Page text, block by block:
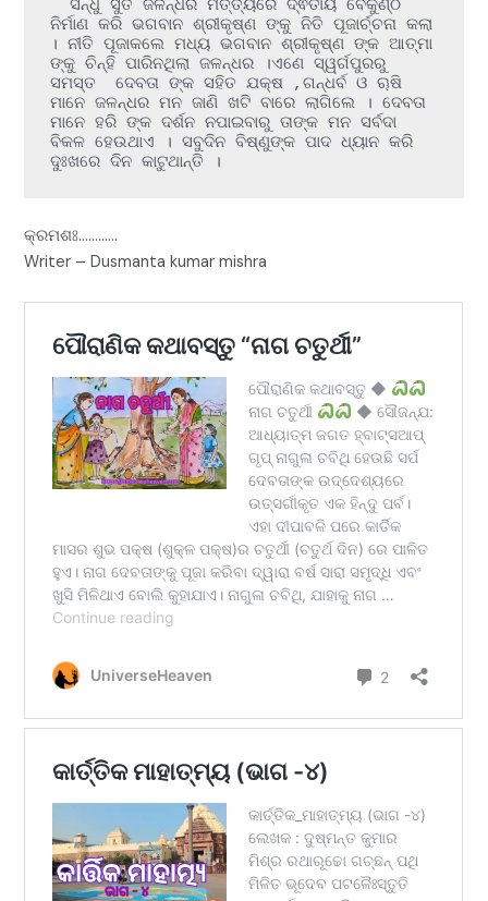
ନିର୍ମାଣ କରି ଭଗବାନ ଶ୍ରୀକୃଷ୍ଣ ଙ୍କୁ ନିତି ପୂଜାର୍ଚ୍ଚନା କଲା
। ନୀତି ପୂଜାକଲେ ମଧ୍ୟ ଭଗବାନ ଶ୍ରୀକୃଷ୍ଣ ଙ୍କ ଆତ୍ମା
ଙ୍କୁ ଚିନ୍ହି ପାରିନଥିଲା ଜଳନ୍ଧର ।ଏଣେ ସ୍ୱର୍ଗପୁରରୁ
ସମସ୍ତ  ଦେବତା ଙ୍କ ସହିତ ଯକ୍ଷ ,ଗନ୍ଧର୍ବ ଓ ୠଷି
ମାନେ ଜଳନ୍ଧର ମନ ଜାଣି ଖଟି ବାରେ ଲାଗିଲେ । ଦେବତା
ମାନେ ହରି ଙ୍କ ଦର୍ଶନ ନପାଇବାରୁ ତାଙ୍କ ମନ ସର୍ବଦା
ବିକଳ ହେଉଥାଏ । ସବୁଦିନ ବିଷ୍ଣୁଙ୍କ ପାଦ ଧ୍ୟାନ କରି
ଦୁଃଖରେ ଦିନ କାଟୁଥାନ୍ତି ।
କ୍ରମଶଃ…………
Writer – Dusmanta kumar mishra